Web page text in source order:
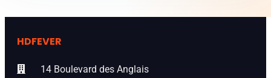
HDFEVER
14 Boulevard des Anglais